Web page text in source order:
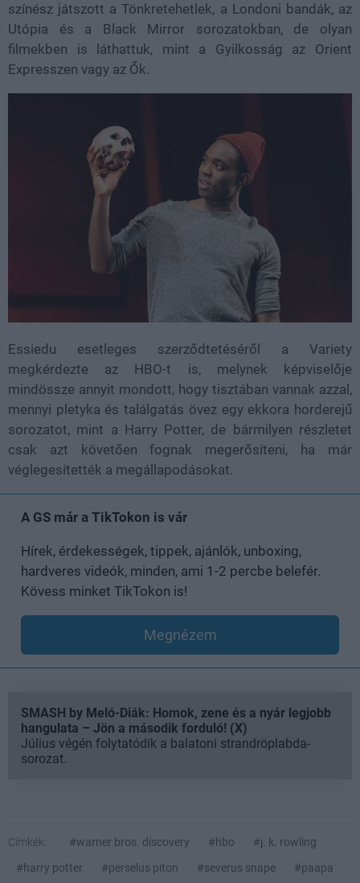
színész játszott a Tönkretehetlek, a Londoni bandák, az
Utópia és a Black Mirror sorozatokban, de olyan
filmekben is láthattuk, mint a Gyilkosság az Orient
Expresszen vagy az Ők.
Essiedu esetleges szerződtetéséről a Variety
megkérdezte az HBO-t is, melynek képviselője
mindössze annyit mondott, hogy tisztában vannak azzal,
mennyi pletyka és találgatás övez egy ekkora horderejű
sorozatot, mint a Harry Potter, de bármilyen részletet
csak azt követően fognak megerősíteni, ha már
véglegesítették a megállapodásokat.
A GS már a TikTokon is vár
Hírek, érdekességek, tippek, ajánlók, unboxing,
hardveres videók, minden, ami 1-2 percbe belefér.
Kövess minket TikTokon is!
Megnézem
SMASH by Meló-Diák: Homok, zene és a nyár legjobb
hangulata – Jön a második forduló! (X)
Július végén folytatódik a balatoni strandröplabda-
sorozat.
Címkék: #warner bros. discovery #hbo
#j. k. rowling
#harry potter
#perselus piton #severus snape
#paapa